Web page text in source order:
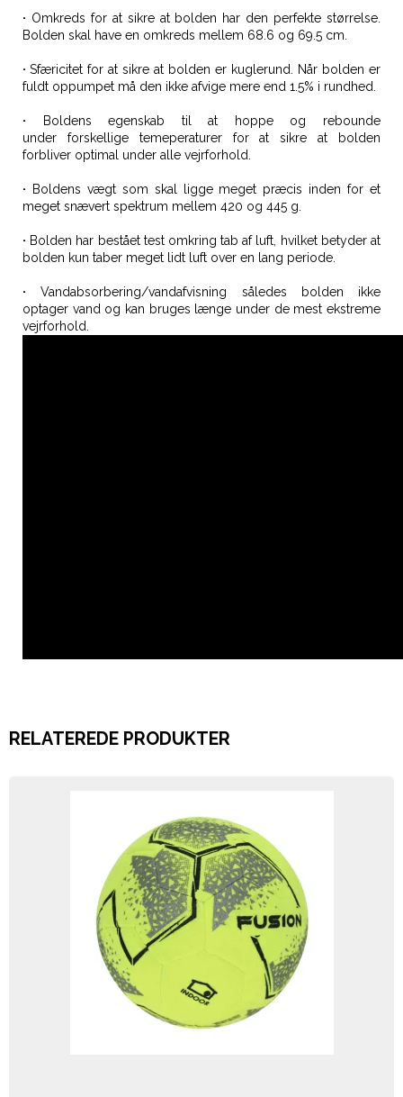
· Omkreds for at sikre at bolden har den perfekte størrelse.
Bolden skal have en omkreds mellem 68.6 og 69.5 cm.
· Sfæricitet for at sikre at bolden er kuglerund. Når bolden er
fuldt oppumpet må den ikke afvige mere end 1.5% i rundhed.
· Boldens egenskab til at hoppe og rebounde
under forskellige temeperaturer for at sikre at bolden
forbliver optimal under alle vejrforhold.
· Boldens vægt som skal ligge meget præcis inden for et
meget snævert spektrum mellem 420 og 445 g.
· Bolden har bestået test omkring tab af luft, hvilket betyder at
bolden kun taber meget lidt luft over en lang periode.
· Vandabsorbering/vandafvisning således bolden ikke
optager vand og kan bruges længe under de mest ekstreme
vejrforhold.
RELATEREDE PRODUKTER